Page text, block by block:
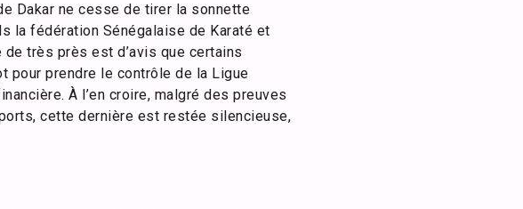
Dakar ne cesse de tirer la sonnette
la fédération Sénégalaise de Karaté et
très près est d’avis que certains
pour prendre le contrôle de la Ligue
À l’en croire, malgré des preuves
cette dernière est restée silencieuse,